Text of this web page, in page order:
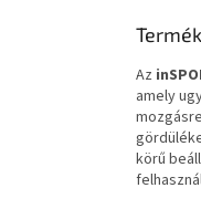
Az
amely
körű